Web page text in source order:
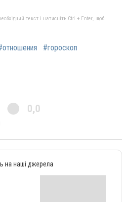
текст і натисніть Ctrl + Enter, щоб
#гороскоп
0,0
на наші джерела